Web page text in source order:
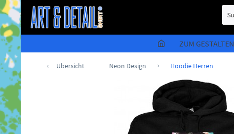
ZUM GESTALTEN
Übersicht Neon Design Hoodie Herren